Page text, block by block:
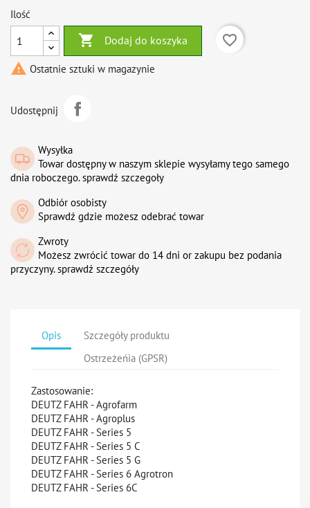
Ilość
 Dodaj do koszyka
favorite_border
 Ostatnie sztuki w magazynie
Udostępnij
Wysyłka
Towar dostępny w naszym sklepie wysyłamy tego samego
dnia roboczego. sprawdź szczegoły
Odbiór osobisty
Sprawdź gdzie możesz odebrać towar
Zwroty
Możesz zwrócić towar do 14 dni or zakupu bez podania
przyczyny. sprawdź szczegóły
Opis
Szczegóły produktu
Ostrzeżeńia (GPSR)
Zastosowanie:
DEUTZ FAHR - Agrofarm
DEUTZ FAHR - Agroplus
DEUTZ FAHR - Series 5
DEUTZ FAHR - Series 5 C
DEUTZ FAHR - Series 5 G
DEUTZ FAHR - Series 6 Agrotron
DEUTZ FAHR - Series 6C